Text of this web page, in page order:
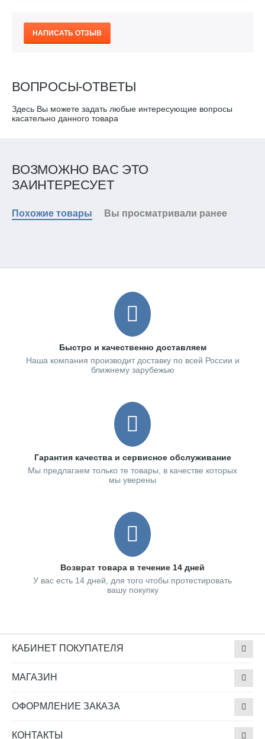
НАПИСАТЬ ОТЗЫВ
ВОПРОСЫ-ОТВЕТЫ
Здесь Вы можете задать любые интересующие вопросы
касательно данного товара
ВОЗМОЖНО ВАС ЭТО
ЗАИНТЕРЕСУЕТ
Похожие товары Вы просматривали ранее
Быстро и качественно доставляем
Наша компания производит доставку по всей России и
ближнему зарубежью
Гарантия качества и сервисное обслуживание
Мы предлагаем только те товары, в качестве которых
мы уверены
Возврат товара в течение 14 дней
У вас есть 14 дней, для того чтобы протестировать
вашу покупку
КАБИНЕТ ПОКУПАТЕЛЯ
МАГАЗИН
ОФОРМЛЕНИЕ ЗАКАЗА
КОНТАКТЫ